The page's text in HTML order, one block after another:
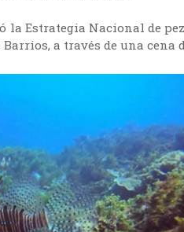
la Estrategia Nacional de
a través de una cena